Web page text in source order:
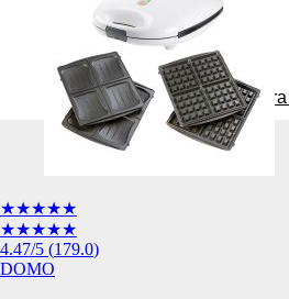
★★★★★
★★★★★
4.47/5 (179.0)
DOMO